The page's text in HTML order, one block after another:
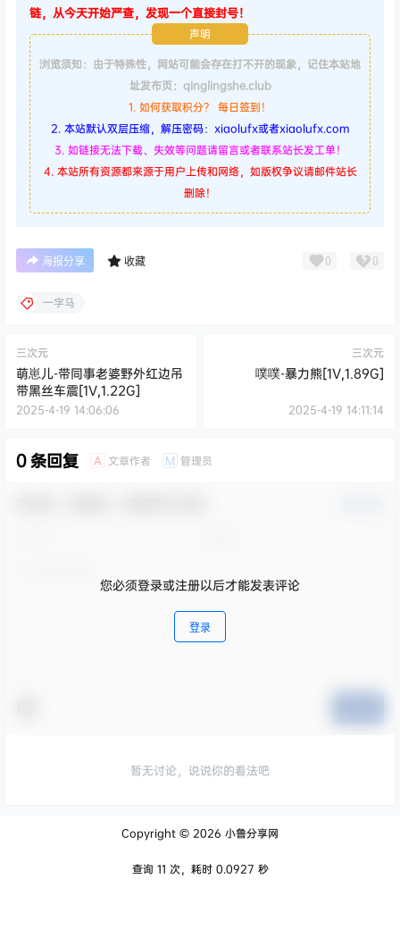
链，从今天开始严查，发现一个直接封号！
声明
浏览须知：由于特殊性，网站可能会存在打不开的现象，记住本站地
址发布页：qinglingshe.club
1. 如何获取积分？ 每日签到！
2. 本站默认双层压缩，解压密码：xiaolufx或者xiaolufx.com
3. 如链接无法下载、失效等问题请留言或者联系站长发工单！
4. 本站所有资源都来源于用户上传和网络，如版权争议请邮件站长
删除！
海报分享 收藏 0 0
一字马
三次元
萌崽儿-带同事老婆野外红边吊
带黑丝车震[1V,1.22G]
2025-4-19 14:06:06
三次元
噗噗-暴力熊[1V,1.89G]
2025-4-19 14:11:14
0 条回复 A 文章作者 M 管理员
您必须登录或注册以后才能发表评论
登录
暂无讨论，说说你的看法吧
Copyright © 2026 小鲁分享网
查询 11 次，耗时 0.0927 秒